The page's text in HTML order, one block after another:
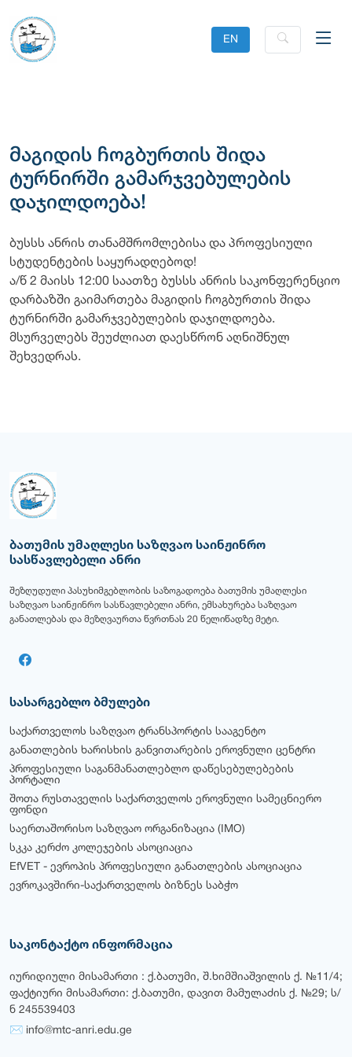
EN
მაგიდის ჩოგბურთის შიდა
ტურნირში გამარჯვებულების
დაჯილდოება!
ბუსსს ანრის თანამშრომლებისა და პროფესიული
სტუდენტების საყურადღებოდ!
ა/წ 2 მაისს 12:00 საათზე ბუსსს ანრის საკონფერენციო
დარბაზში გაიმართება მაგიდის ჩოგბურთის შიდა
ტურნირში გამარჯვებულების დაჯილდოება.
მსურველებს შეუძლიათ დაესწრონ აღნიშნულ
შეხვედრას.
ბათუმის უმაღლესი საზღვაო საინჟინრო
სასწავლებელი ანრი
შეზღუდული პასუხიმგებლობის საზოგადოება ბათუმის უმაღლესი
საზღვაო საინჟინრო სასწავლებელი ანრი, ემსახურება საზღვაო
განათლებას და მეზღვაურთა წვრთნას 20 წელიწადზე მეტი.
სასარგებლო ბმულები
საქართველოს საზღვაო ტრანსპორტის სააგენტო
განათლების ხარისხის განვითარების ეროვნული ცენტრი
პროფესიული საგანმანათლებლო დაწესებულებების
პორტალი
შოთა რუსთაველის საქართველოს ეროვნული სამეცნიერო
ფონდი
საერთაშორისო საზღვაო ორგანიზაცია (IMO)
სკკა კერძო კოლეჯების ასოციაცია
EfVET - ევროპის პროფესიული განათლების ასოციაცია
ევროკავშირი-საქართველოს ბიზნეს საბჭო
საკონტაქტო ინფორმაცია
იურიდიული მისამართი : ქ.ბათუმი, შ.ხიმშიაშვილის ქ. №11/4;
ფაქტიური მისამართი: ქ.ბათუმი, დავით მამულაძის ქ. №29; ს/
ნ 245539403
✉ info@mtc-anri.edu.ge